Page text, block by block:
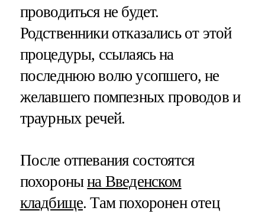
проводиться не будет.
Родственники отказались от этой
процедуры, ссылаясь на
последнюю волю усопшего, не
желавшего помпезных проводов и
траурных речей.
После отпевания состоятся
похоронына Введенском
кладбище. Там похоронен отец